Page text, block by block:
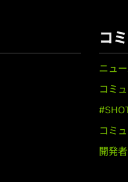
コ
ニュ
コミ
コミ
開発